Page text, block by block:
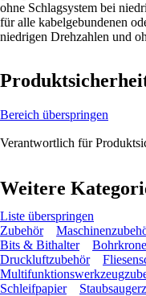
ohne Schlagsystem bei
für alle kabelgebundenen
niedrigen Drehzahlen und
Bereich überspringen
Verantwortlich für
Weitere
Liste überspringen
Zubehör
Bits & Bithalter
Druckluftzubehör
Schleifpapier